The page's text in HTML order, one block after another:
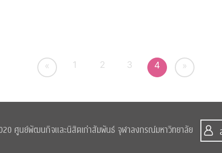
« 1 2 3 4 »
ศูนย์พัฒนกิจและนิสิตเก่าสัมพันธ์ จุฬาลงกรณ์มหาวิทยาลัย